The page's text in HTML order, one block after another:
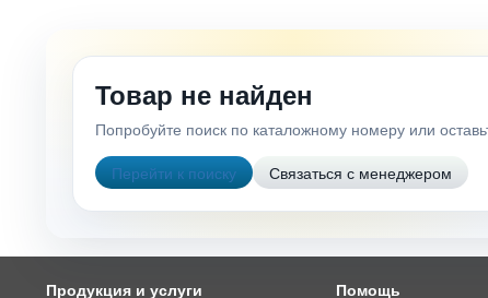
Товар не найден
Попробуйте поиск по каталожному номеру или
Перейти к поиску
Связаться с менеджером
Продукция и услуги Помощь